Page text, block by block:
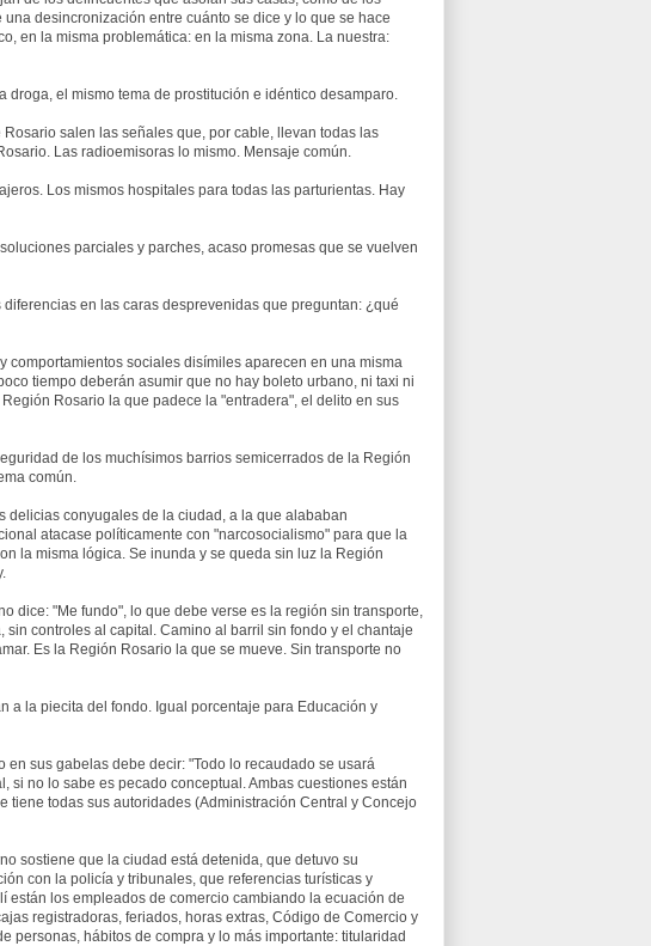
desincronización entre cuánto se dice y lo que se hace
en la misma problemática: en la misma zona. La nuestra:
droga, el mismo tema de prostitución e idéntico desamparo.
salen las señales que, por cable, llevan todas las
Las radioemisoras lo mismo. Mensaje común.
Los mismos hospitales para todas las parturientas. Hay
parciales y parches, acaso promesas que se vuelven
en las caras desprevenidas que preguntan: ¿qué
comportamientos sociales disímiles aparecen en una misma
tiempo deberán asumir que no hay boleto urbano, ni taxi ni
Rosario la que padece la "entradera", el delito en sus
de los muchísimos barrios semicerrados de la Región
común.
conyugales de la ciudad, a la que alababan
atacase políticamente con "narcosocialismo" para que la
la misma lógica. Se inunda y se queda sin luz la Región
dice: "Me fundo", lo que debe verse es la región sin transporte,
controles al capital. Camino al barril sin fondo y el chantaje
Es la Región Rosario la que se mueve. Sin transporte no
a la piecita del fondo. Igual porcentaje para Educación y
sus gabelas debe decir: "Todo lo recaudado se usará
no lo sabe es pecado conceptual. Ambas cuestiones están
todas sus autoridades (Administración Central y Concejo
sostiene que la ciudad está detenida, que detuvo su
con la policía y tribunales, que referencias turísticas y
están los empleados de comercio cambiando la ecuación de
registradoras, feriados, horas extras, Código de Comercio y
personas, hábitos de compra y lo más importante: titularidad